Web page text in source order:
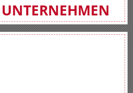
UNTERNEHMEN